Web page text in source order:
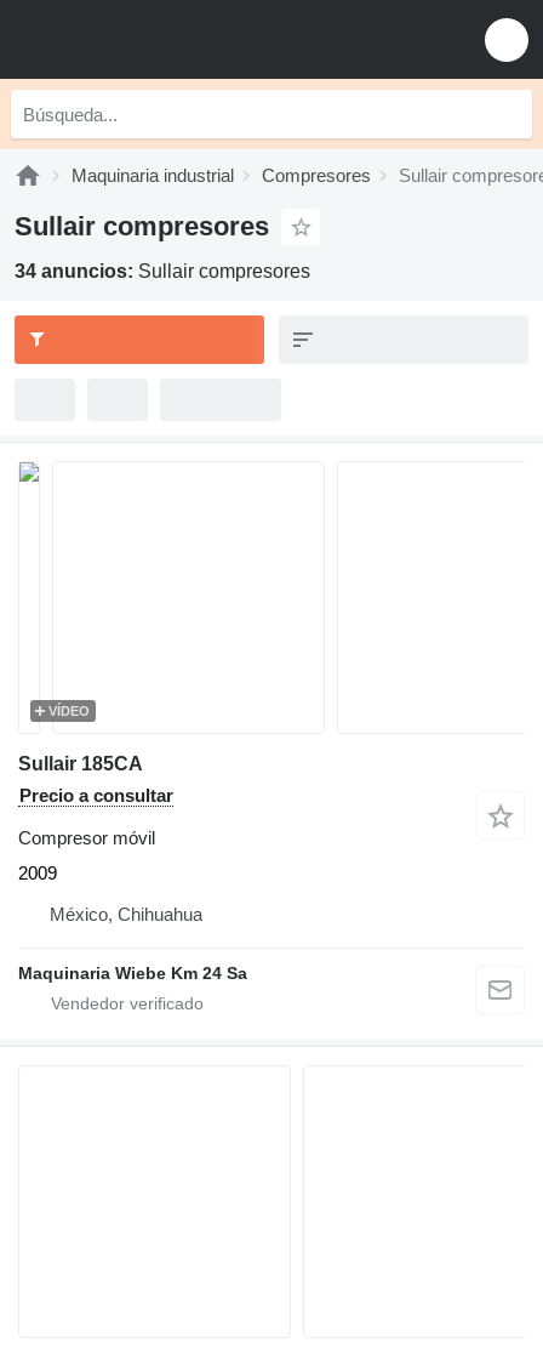
Maquinaria industrial Compresores Sullair
Sullair compresores
34 anuncios: Sullair compresores
VÍDEO
Sullair 185CA
Precio a consultar
Compresor móvil
2009
México, Chihuahua
Maquinaria Wiebe Km 24 Sa